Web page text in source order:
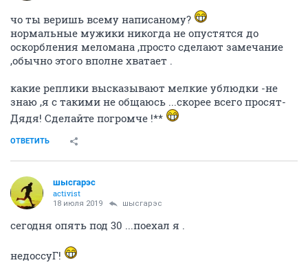
чо ты веришь всему написаному?
нормальные мужики никогда не опустятся до
оскорбления меломана ,просто сделают замечание
,обычно этого вполне хватает .
какие реплики высказывают мелкие ублюдки -не
знаю ,я с такими не общаюсь ...скорее всего просят-
Дядя! Сделайте погромче !**
ОТВЕТИТЬ
шысгарэс
activist
18 июля 2019 шысгарэс
сегодня опять под 30 ...поехал я .
недоссуГ!